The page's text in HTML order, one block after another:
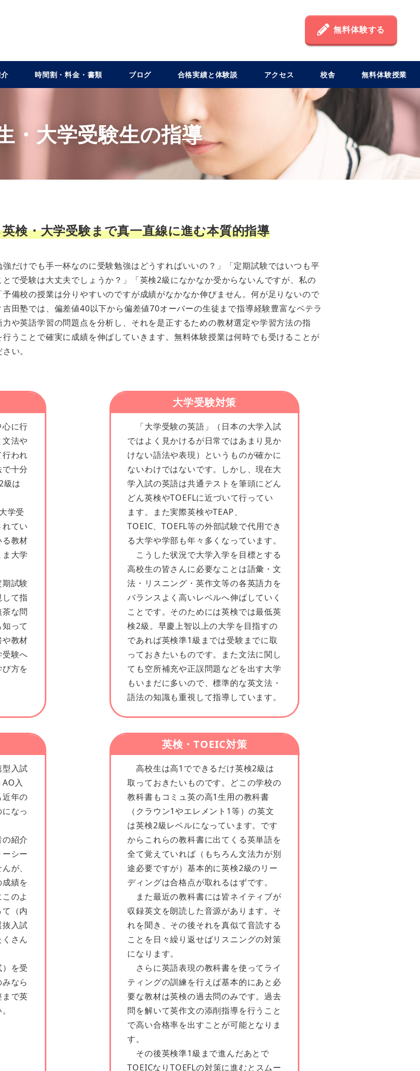
無料体験する
時間割・料金・書類 ブログ 合格実績と体験談 アクセス 校舎 無料体験授業
・大学受験生の指導
検・大学受験まで真一直線に進む本質的指導
だけでも手一杯なのに受験勉強はどうすればいいの？」「定期試験ではいつも平
で受験は大丈夫でしょうか？」「英検2級になかなか受からないんですが、私の
備校の授業は分りやすいのですが成績がなかなか伸びません。何が足りないので
田塾では、偏差値40以下から偏差値70オーバーの生徒まで指導経験豊富なベテラ
や英語学習の問題点を分析し、それを是正するための教材選定や学習方法の指
うことで確実に成績を伸ばしていきます。無料体験授業は何時でも受けることが
い。
に行
法や
われ
十分
級は
学受
てい
教材
大学
試験
て指
な問
って
教材
験へ
方を
大学受験対策
「大学受験の英語」（日本の大学入試
ではよく見かけるが日常ではあまり見か
けない語法や表現）というものが確かに
ないわけではないです。しかし、現在大
学入試の英語は共通テストを筆頭にどん
どん英検やTOEFLに近づいて行ってい
ます。また実際英検やTEAP、
TOEIC、TOEFL等の外部試験で代用でき
る大学や学部も年々多くなっています。
こうした状況で大学入学を目標とする
高校生の皆さんに必要なことは語彙・文
法・リスニング・英作文等の各英語力を
バランスよく高いレベルへ伸ばしていく
ことです。そのためには英検では最低英
検2級。早慶上智以上の大学を目指すの
であれば英検準1級までは受験までに取
っておきたいものです。また文法に関し
ても空所補充や正誤問題などを出す大学
もいまだに多いので、標準的な英文法・
語法の知識も重視して指導しています。
入試
入
年の
なっ
紹介
シー
が、
績を
のよ
（内
入試
さん
を受
なら
で英
英検・TOEIC対策
高校生は高1でできるだけ英検2級は
取っておきたいものです。どこの学校の
教科書もコミュ英の高1生用の教科書
（クラウン1やエレメント1等）の英文
は英検2級レベルになっています。です
からこれらの教科書に出てくる英単語を
全て覚えていれば（もちろん文法力が別
途必要ですが）基本的に英検2級のリー
ディングは合格点が取れるはずです。
また最近の教科書には皆ネイティブが
収録英文を朗読した音源があります。そ
れを聞き、その後それを真似て音読する
ことを日々繰り返せばリスニングの対策
になります。
さらに英語表現の教科書を使ってライ
ティングの訓練を行えば基本的にあと必
要な教材は英検の過去問のみです。過去
問を解いて英作文の添削指導を行うこと
で高い合格率を出すことが可能となりま
す。
その後英検準1級まで進んだあとで
TOEICなりTOEFLの対策に進むとスムー